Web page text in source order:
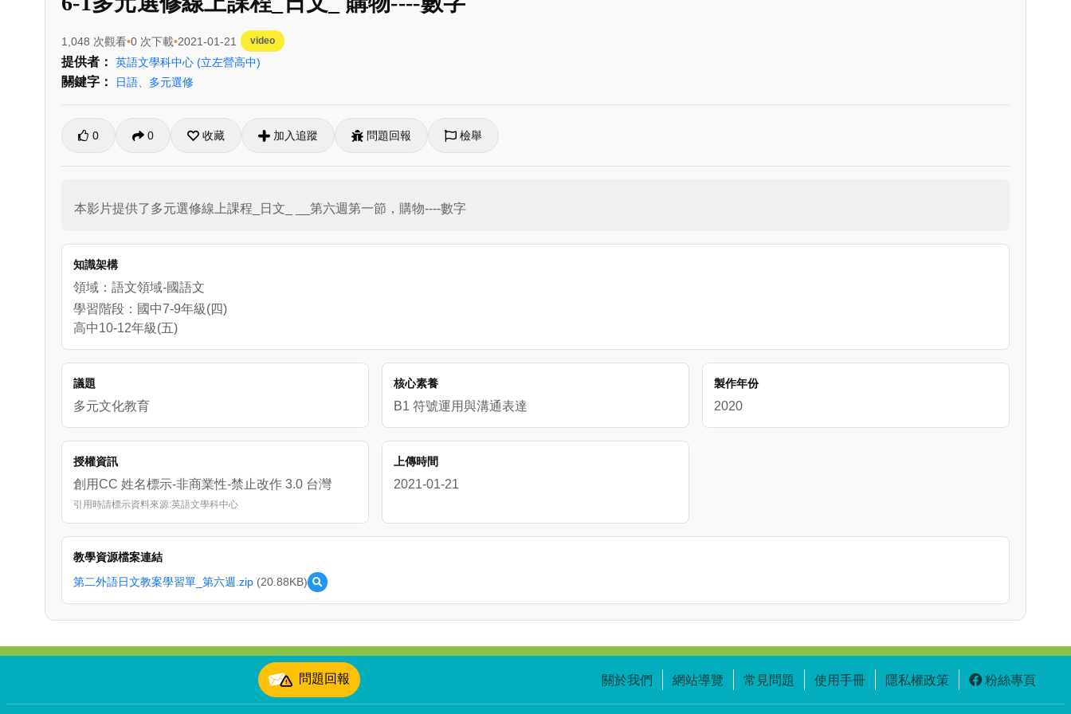
1,048 次觀看 0 次下載 2021-01-21 video
提供者： 英語文學科中心 (立左營高中)
關鍵字： 日語 多元選修
0 0 收藏 加入追蹤 問題回報 檢舉
本影片提供了多元選修線上課程_日文_ __第六週第一節，購物----數字
知識架構
領域：語文領域-國語文
學習階段：國中7-9年級(四)
高中10-12年級(五)
議題
多元文化教育
核心素養
B1 符號運用與溝通表達
製作年份
2020
授權資訊
創用CC 姓名標示-非商業性-禁止改作 3.0 台灣
引用時請標示資料來源:英語文學科中心
上傳時間
2021-01-21
教學資源檔案連結
第二外語日文教案學習單_第六週.zip (20.88KB)
預
外
語
日
教
問題回報
關於我們 網站導覽 常見問題 使用手冊 隱私權政策 粉絲專頁